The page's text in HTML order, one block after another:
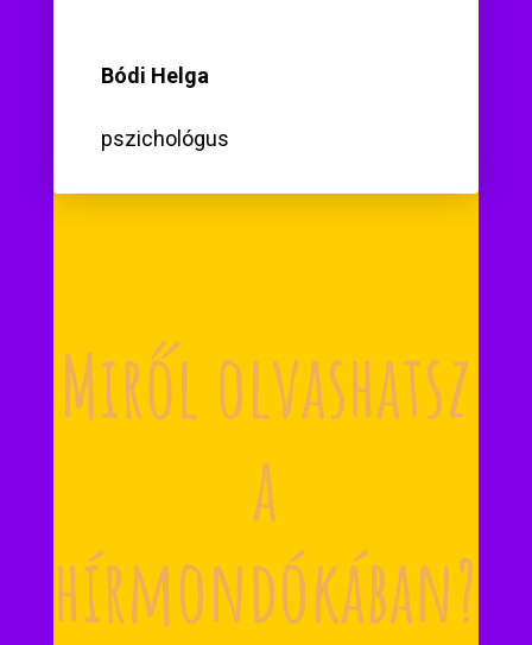
Bódi Helga
pszichológus
Miről olvashatsz
a
hírmondókában?